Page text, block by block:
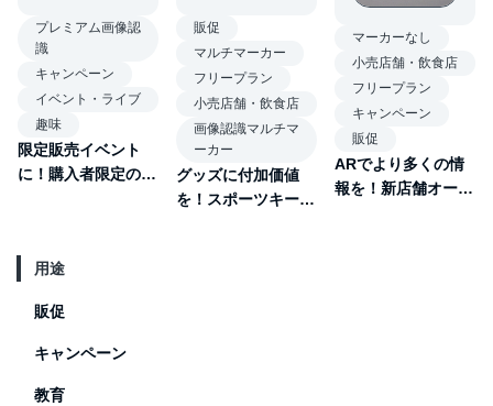
プレミアム画像認
識
キャンペーン
イベント・ライブ
趣味
限定販売イベント
に！購入者限定の記
販促
マルチマーカー
フリープラン
小売店舗・飲食店
画像認識マルチマ
ーカー
グッズに付加価値
を！スポーツキーホ
マーカーなし
小売店舗・飲食店
フリープラン
キャンペーン
販促
ARでより多くの情
報を！新店舗オープ
用途
販促
キャンペーン
教育